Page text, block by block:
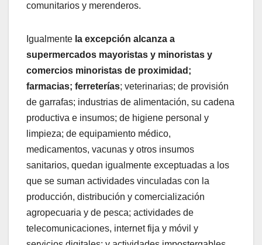
comunitarios y merenderos.
Igualmente la excepción alcanza a
supermercados mayoristas y minoristas y
comercios minoristas de proximidad;
farmacias; ferreterías; veterinarias; de provisión
de garrafas; industrias de alimentación, su cadena
productiva e insumos; de higiene personal y
limpieza; de equipamiento médico,
medicamentos, vacunas y otros insumos
sanitarios, quedan igualmente exceptuadas a los
que se suman actividades vinculadas con la
producción, distribución y comercialización
agropecuaria y de pesca; actividades de
telecomunicaciones, internet fija y móvil y